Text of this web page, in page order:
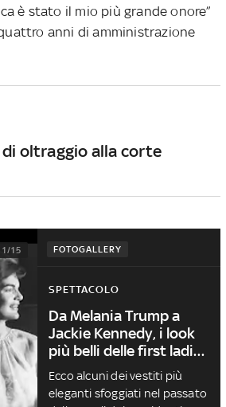
è stato il mio più grande onore”
anni di amministrazione
oltraggio alla corte
FOTOGALLERY
1/15
SPETTACOLO
Da Melania Trump a
Jackie Kennedy, i look
più belli delle first ladies
nel giorno
dell'insediamento
Ecco alcuni dei vestiti più
eleganti sfoggiati nel passato